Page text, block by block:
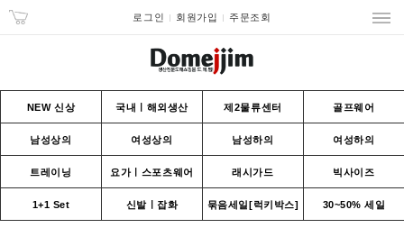
로그인 회원가입 주문조회
NEW 신상 국내ㅣ해외생산 제2물류센터 골프웨어
남성상의 여성상의 남성하의 여성하의
트레이닝 요가ㅣ스포츠웨어 래시가드 빅사이즈
1+1 Set 신발ㅣ잡화 묶음세일[럭키박스] 30~50% 세일